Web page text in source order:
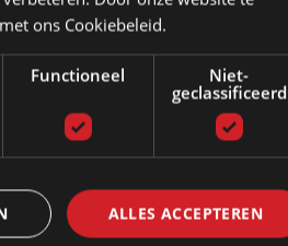
ons Cookiebeleid.
Functioneel
Niet-
geclassificeerd
ALLES ACCEPTEREN